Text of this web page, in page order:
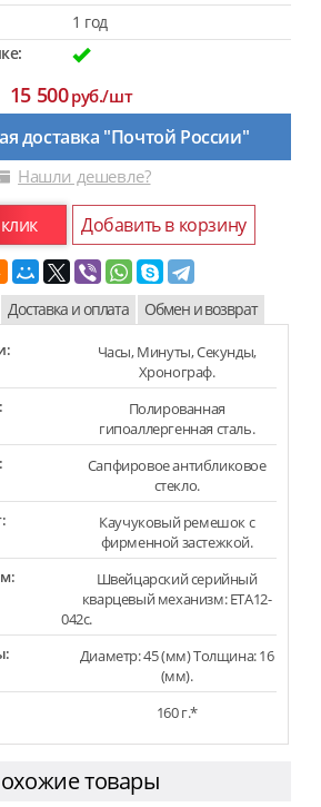
1 год
15 500руб./шт
доставка "Почтой России"
Нашли дешевле?
Добавить в корзину
Доставка и оплата Обмен и возврат
Часы, Минуты, Секунды,
Хронограф.
Полированная
гипоаллергенная сталь.
Сапфировое антибликовое
стекло.
Каучуковый ремешок с
фирменной застежкой.
Швейцарский серийный
кварцевый механизм: ETA12-
042c.
Диаметр: 45 (мм) Толщина: 16
(мм).
160 г.*
товары